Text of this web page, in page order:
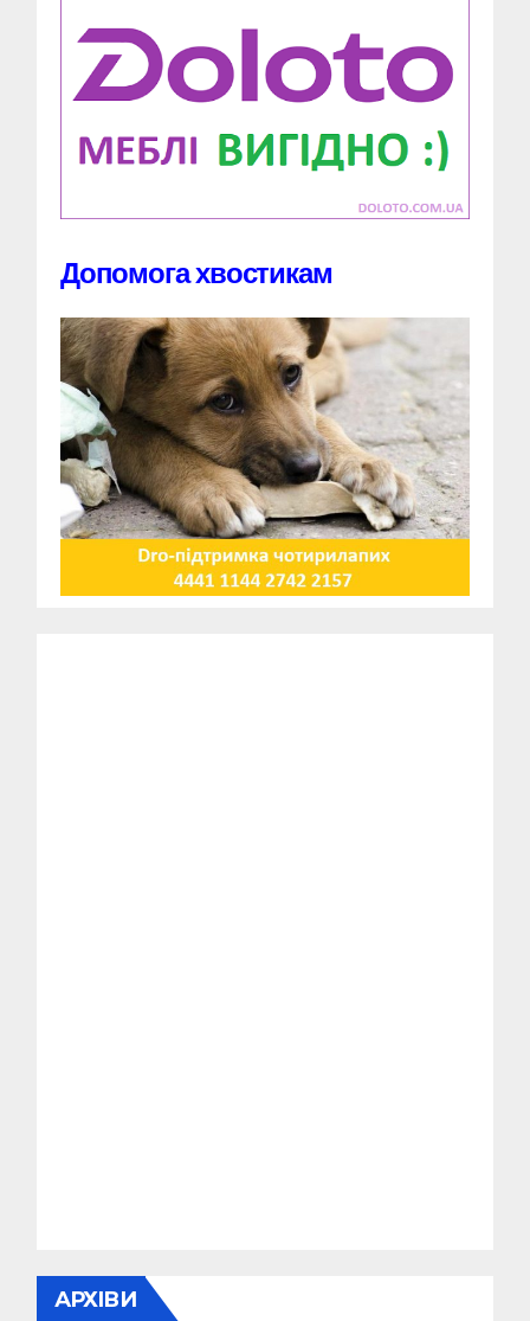
Допомога хвостикам
АРХІВИ